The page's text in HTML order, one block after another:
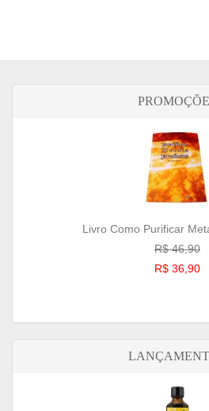
Livro Como Purificar
R$ 46,90
R$ 36,90